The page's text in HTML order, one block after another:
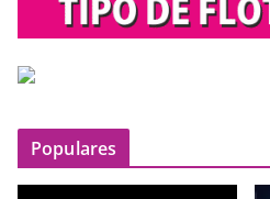
Populares